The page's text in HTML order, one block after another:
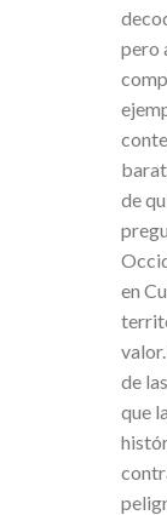
pero
de
en
de
que